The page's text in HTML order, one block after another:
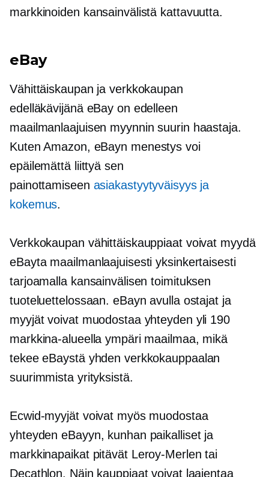
markkinoiden kansainvälistä kattavuutta.
eBay
Vähittäiskaupan ja verkkokaupan
edelläkävijänä eBay on edelleen
maailmanlaajuisen myynnin suurin haastaja.
Kuten Amazon, eBayn menestys voi
epäilemättä liittyä sen
painottamiseen asiakastyytyväisyys ja
kokemus.
Verkkokaupan vähittäiskauppiaat voivat myydä
eBayta maailmanlaajuisesti yksinkertaisesti
tarjoamalla kansainvälisen toimituksen
tuoteluettelossaan. eBayn avulla ostajat ja
myyjät voivat muodostaa yhteyden yli 190
markkina-alueella ympäri maailmaa, mikä
tekee eBaystä yhden verkkokauppaalan
suurimmista yrityksistä.
Ecwid-myyjät voivat myös muodostaa
yhteyden eBayyn, kunhan paikalliset ja
markkinapaikat pitävät Leroy-Merlen tai
Decathlon. Näin kauppiaat voivat laajentaa